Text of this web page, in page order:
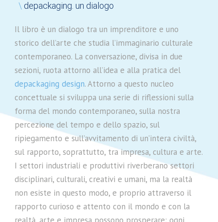
\ depackaging. un dialogo
Il libro è un dialogo tra un imprenditore e uno
storico dell’arte che studia l’immaginario culturale
contemporaneo. La conversazione, divisa in due
sezioni, ruota attorno all’idea e alla pratica del
depackaging design. Attorno a questo nucleo
concettuale si sviluppa una serie di riflessioni sulla
forma del mondo contemporaneo, sulla nostra
percezione del tempo e dello spazio, sul
ripiegamento e sull’avvitamento di un’intera civiltà,
sul rapporto, soprattutto, tra impresa, cultura e arte.
I settori industriali e produttivi riverberano settori
disciplinari, culturali, creativi e umani, ma la realtà
non esiste in questo modo, e proprio attraverso il
rapporto curioso e attento con il mondo e con la